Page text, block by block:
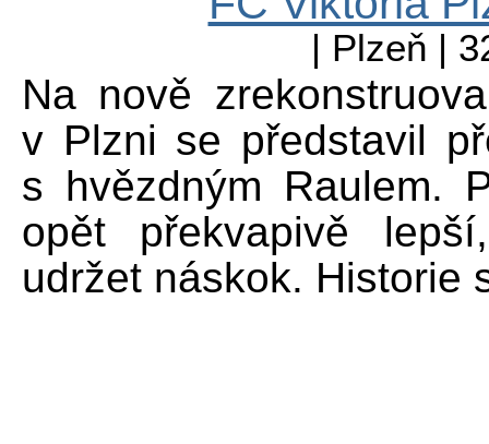
| Plzeň |
Na nově
v Plzni se představil
s hvězdným Raulem.
opět překvapivě
udržet náskok. Historie